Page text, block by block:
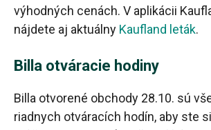
výhodných cenách. V aplikácii
nájdete aj aktuálny Kaufland leták.
Billa otváracie hodiny
Billa otvorené obchody 28.10. sú
riadnych otváracích hodín, aby ste